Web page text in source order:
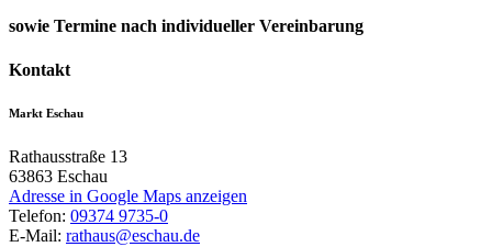
sowie Termine nach individueller Vereinbarung
Kontakt
Markt Eschau
Rathausstraße 13
63863 Eschau
Adresse in Google Maps anzeigen
Telefon: 09374 9735-0
E-Mail: rathaus@eschau.de